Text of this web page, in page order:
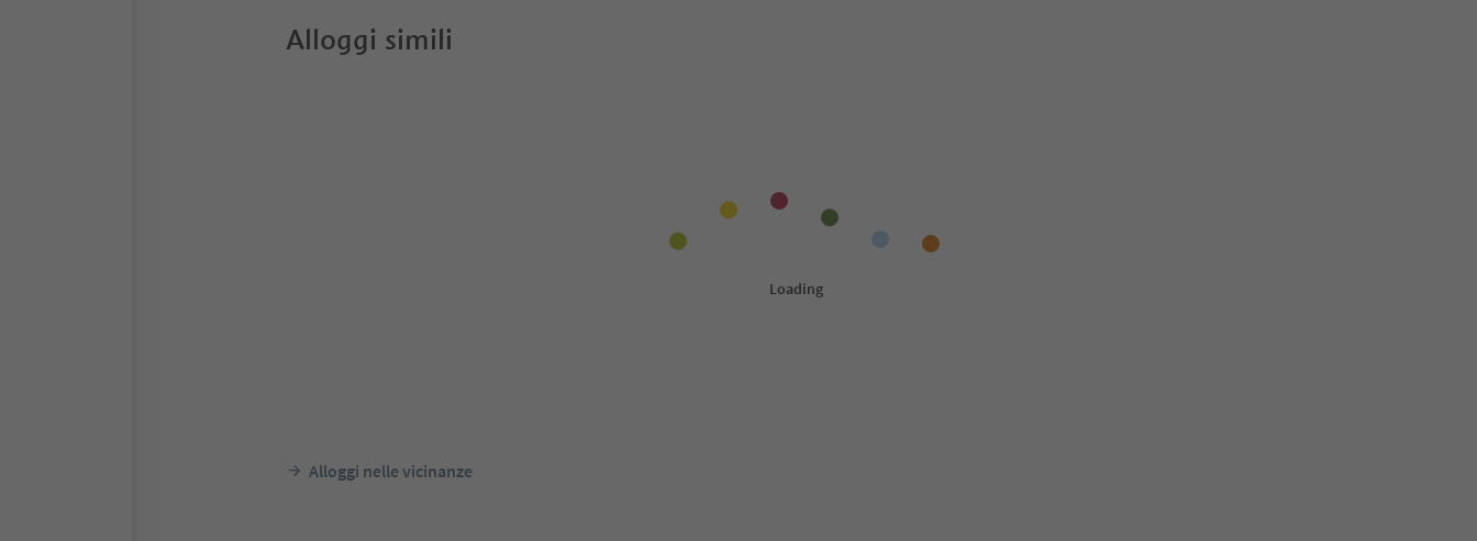
Alloggi simili
Alloggi nelle vicinanze